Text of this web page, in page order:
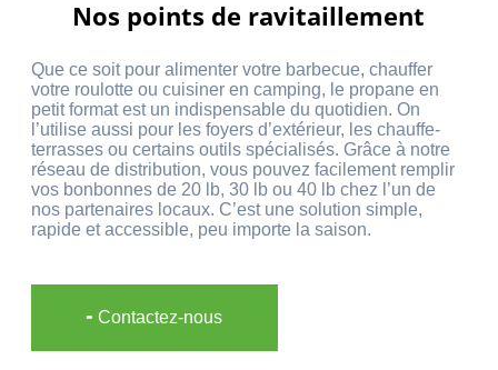
Nos points de ravitaillement
Que ce soit pour alimenter votre barbecue, chauffer
votre roulotte ou cuisiner en camping, le propane en
petit format est un indispensable du quotidien. On
l’utilise aussi pour les foyers d’extérieur, les chauffe-
terrasses ou certains outils spécialisés. Grâce à notre
réseau de distribution, vous pouvez facilement remplir
vos bonbonnes de 20 lb, 30 lb ou 40 lb chez l’un de
nos partenaires locaux. C’est une solution simple,
rapide et accessible, peu importe la saison.
╸Contactez-nous